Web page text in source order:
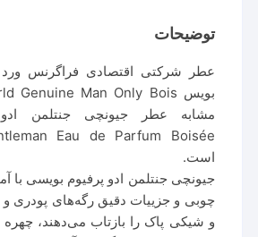
توضیحات
عطر شرکتی اقتصادی فراگرنس
مشابه عطر جیونچی جنتلمن
Eau de Parfum Boisée
است.
جیونچی جنتلمن ادو پرفیوم بویسی با
چوبی و جزییات دقیق رگه‌های پودری
و شیکی پاک را بازتاب می‌دهند، چهره